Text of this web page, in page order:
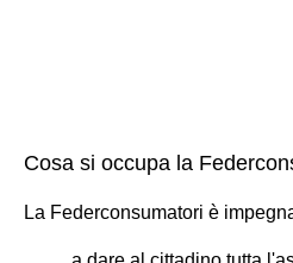
Cosa si occupa la
La Federconsumatori è